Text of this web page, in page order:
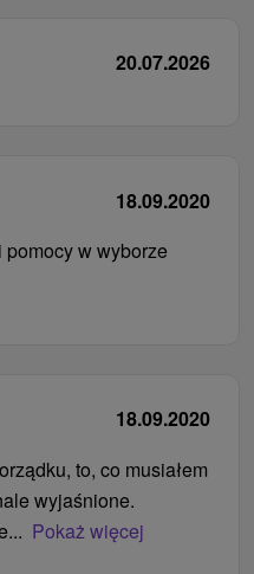
20.07.2026
18.09.2020
pomocy w wyborze
18.09.2020
to, co musiałem
wyjaśnione.
Pokaż więcej